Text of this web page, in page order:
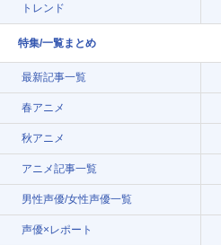
トレンド
特集/一覧まとめ
最新記事一覧
春アニメ
秋アニメ
アニメ記事一覧
男性声優/女性声優一覧
声優×レポート